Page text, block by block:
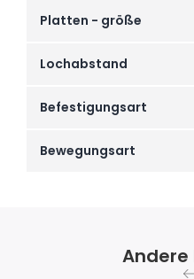
Platten - größe
Lochabstand
Befestigungsart
Bewegungsart
Andere